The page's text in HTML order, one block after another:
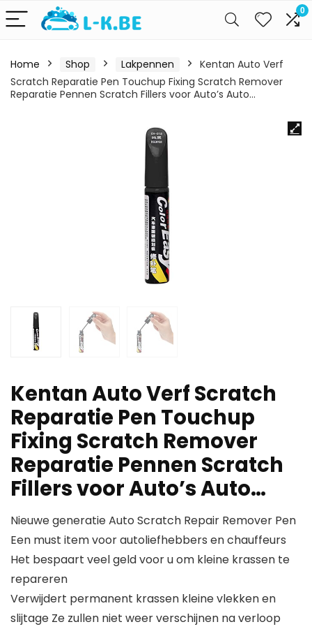
0
Home Shop Lakpennen
Kentan Auto Verf
Scratch Reparatie Pen Touchup Fixing Scratch Remover
Reparatie Pennen Scratch Fillers voor Auto’s Auto…
Kentan Auto Verf Scratch
Reparatie Pen Touchup
Fixing Scratch Remover
Reparatie Pennen Scratch
Fillers voor Auto’s Auto…
Nieuwe generatie Auto Scratch Repair Remover Pen
Een must item voor autoliefhebbers en chauffeurs
Het bespaart veel geld voor u om kleine krassen te
repareren
Verwijdert permanent krassen kleine vlekken en
slijtage Ze zullen niet weer verschijnen na verloop